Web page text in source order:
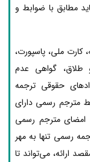
مطابق با ضوابط و
کارت ملی، پاسپورت،
طلاق، گواهی عدم
حقوقی ترجمه
مترجم رسمی دارای
امضای مترجم رسمی
رسمی تنها به مهر
ارائه، می‌تواند تا